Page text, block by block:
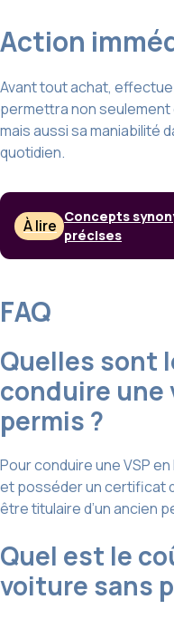
Action
Avant tout achat,
permettra non seulement
mais aussi sa maniabilité
quotidien.
À lire Concepts
précises
FAQ
Quelles sont
conduire une
permis ?
Pour conduire une VSP
et posséder un certificat
être titulaire d’un ancien
Quel est le
voiture sans